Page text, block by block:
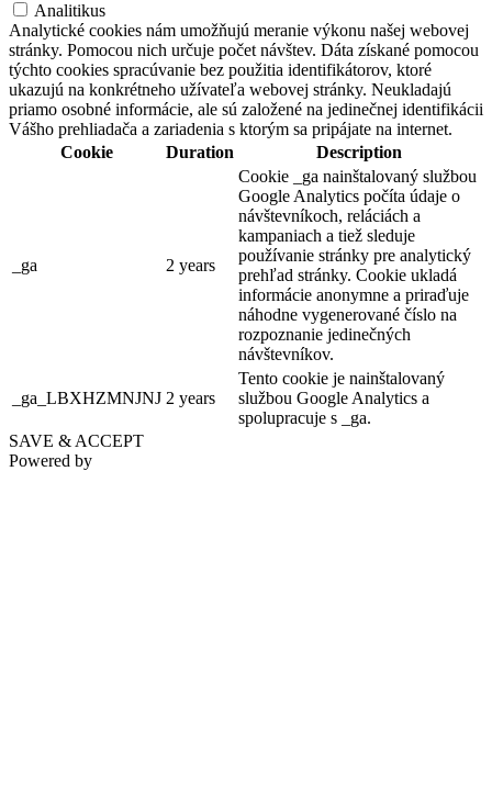
Bodzafesztivál
Analitikus
Analytické cookies nám umožňujú meranie výkonu našej webovej
stránky. Pomocou nich určuje počet návštev. Dáta získané pomocou
týchto cookies spracúvanie bez použitia identifikátorov, ktoré
ukazujú na konkrétneho užívateľa webovej stránky. Neukladajú
priamo osobné informácie, ale sú založené na jedinečnej identifikácii
Vášho prehliadača a zariadenia s ktorým sa pripájate na internet.
Cookie
Duration Description
_ga 2 years
Cookie _ga nainštalovaný službou
Google Analytics počíta údaje o
návštevníkoch, reláciách a
kampaniach a tiež sleduje
používanie stránky pre analytický
prehľad stránky. Cookie ukladá
informácie anonymne a priraďuje
náhodne vygenerované číslo na
rozpoznanie jedinečných
návštevníkov.
_ga_LBXHZMNJNJ 2 years
Tento cookie je nainštalovaný
službou Google Analytics a
spolupracuje s _ga.
SAVE & ACCEPT
Powered by